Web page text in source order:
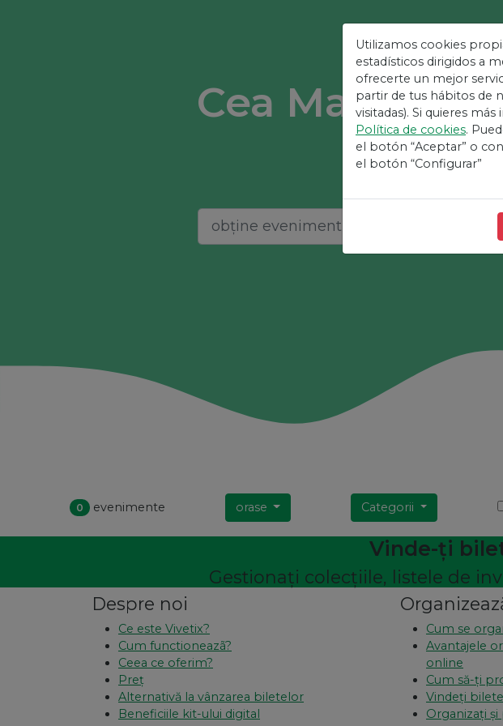
Cea Mai
0 evenimente orase Categorii
Vinde-ți
Gestionați colecțiile, listele de
Despre noi
Ce este Vivetix?
Cum functioneazã?
Ceea ce oferim?
Preț
Alternativă la vânzarea biletelor
Beneficiile kit-ului digital
Cum se
Avantajele
online
Cum să-ți
Vindeți
Organizați
Utilizamos cookies
estadísticos dirigidos a
ofrecerte un mejor
partir de tus hábitos de
visitadas). Si quieres
Política de cookies.
el botón “Aceptar” o
el botón “Configurar”